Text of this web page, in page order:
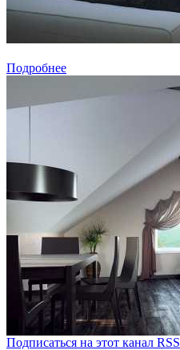
Подробнее
Подписаться на этот канал RSS